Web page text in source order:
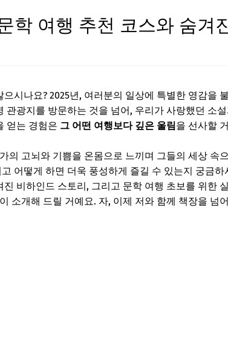
학 여행 추천 코스와 숨겨
시나요? 2025년, 여러분의 일상에 특별한 영감을
관광지를 방문하는 것을 넘어, 우리가 사랑했던 소
얻는 경험은 그 어떤 여행보다 깊은 울림을 선사할
의 고뇌와 기쁨을 온몸으로 느끼며 그들의 세상 속
어떻게 하면 더욱 풍성하게 즐길 수 있는지 궁금하
진 비하인드 스토리, 그리고 문학 여행 초보를 위한
소개해 드릴 거예요. 자, 이제 저와 함께 책장을 넘